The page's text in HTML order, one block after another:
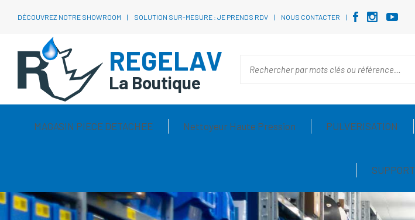
DÉCOUVREZ NOTRE SHOWROOM SOLUTION SUR-MESURE : JE PRENDS RDV NOUS CONTACTER
REGELAV
La Boutique
MAGASIN PIECE DETACHEE Nettoyeur Haute Pression PULVERISATION
SUPPORT